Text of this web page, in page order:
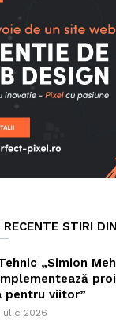
RECENTE STIRI
„Simion
pentru viitor”
iulie 2026